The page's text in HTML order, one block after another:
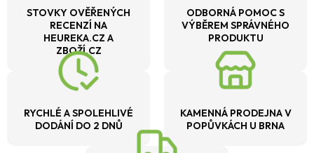
STOVKY OVĚŘENÝCH
RECENZÍ NA
HEUREKA.CZ A
ZBOŽÍ.CZ
ODBORNÁ POMOC S
VÝBĚREM SPRÁVNÉHO
PRODUKTU
RYCHLÉ A SPOLEHLIVÉ
DODÁNÍ DO 2 DNŮ
KAMENNÁ PRODEJNA V
POPŮVKÁCH U BRNA